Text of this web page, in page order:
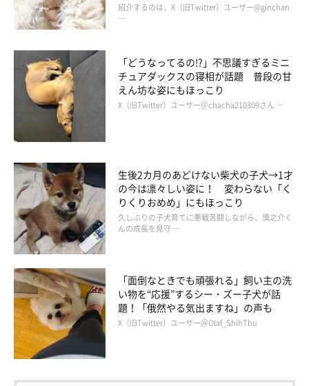
▼過去記事もチェック！
ぬいぐるみや枕をくわえてお出迎え！ 飼い主
れる
帰宅したときに愛犬が嬉しそうに出迎えてくれるのは、飼い主さん
にとってたまらなく幸せな瞬間でもありますよね。Instagramユー
ザー@mame.momochanさんの愛犬・ももちゃん（♀・6才／柴
犬）。ももちゃんも、飼い主さんの帰宅を毎回大歓迎してくれるの
ですが、その様子が最高に可愛いんです♪
掲載協力／Instagram（ @mame.momochanさん）
※この記事は投稿者さまにご了承をいただいたうえで制作してい
ます。
文／雨宮カイ
紹介するのは、X（旧Twitter）ユーザー@ginchan
…
「どうなってるの!?」不思議すぎるミニ
チュアダックスの寝相が話題 普段の甘
えん坊な姿にもほっこり
X（旧Twitter）ユーザー＠chacha210309さん …
生後2カ月のあどけない柴犬の子犬→1才
の今は凛々しい姿に！ 変わらない「く
りくりおめめ」にもほっこり
久しぶりの子犬育てに悪戦苦闘しながら、慎之介く
んの成長を見守 …
「面倒なときでも頑張れる」飼い主の洗
い物を“応援”するシー・ズー子犬が話
題！「俄然やる気出ますね」の声も
X（旧Twitter）ユーザー＠Olaf_ShihThu